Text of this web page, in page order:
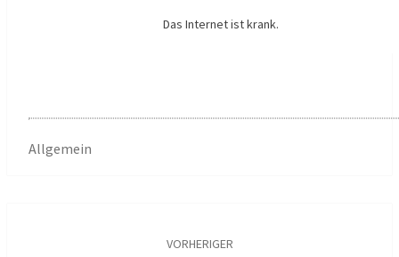
Das Internet ist krank.
Allgemein
VORHERIGER